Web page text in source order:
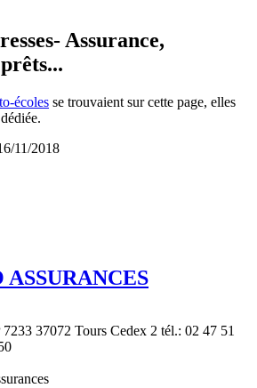
Assurance,
écoles se trouvaient sur cette page, elles
11/2018
37072 Tours Cedex 2 tél.: 02 47 51